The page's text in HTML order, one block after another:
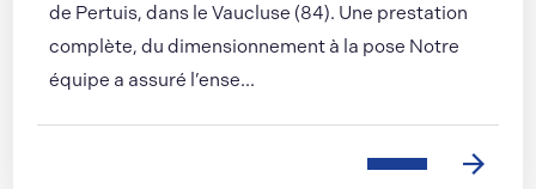
de Pertuis, dans le Vaucluse (84). Une prestation
complète, du dimensionnement à la pose Notre
équipe a assuré l’ense...